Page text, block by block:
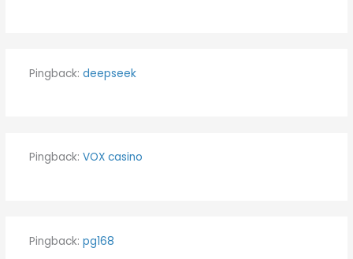
Pingback: deepseek
Pingback: VOX casino
Pingback: pg168